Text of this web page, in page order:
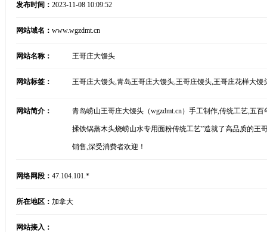
发布时间： 2023-11-08 10:09:52
网站域名： www.wgzdmt.cn
网站名称： 王哥庄大馒头
网站标签： 王哥庄大馒头,青岛王哥庄大馒头,王哥庄馒头,王哥庄花样大馒
网站简介： 青岛崂山王哥庄大馒头（wgzdmt.cn）手工制作,传统工艺,五
揉铁锅蒸木头烧崂山水专用面粉传统工艺”造就了高品质的
销售,深受消费者欢迎！
网络网段： 47.104.101.*
所在地区： 加拿大
网站接入：